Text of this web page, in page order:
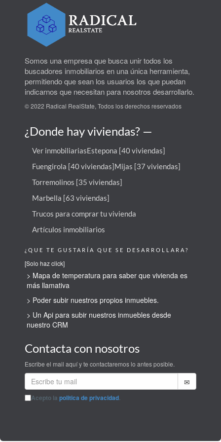
Somos una empresa que busca unir todos los
buscadores inmobiliarios en una única herramienta,
permitiendo que sean los usuarios los que puedan
indicarnos que necesitan para nosotros desarrollarlo.
© 2022 Radical RealState, Todos los derechos reservados
¿Donde hay viviendas? —
Ver inmobiliariasEstepona [40 viviendas]
Fuengirola [40 viviendas]Mijas [37 viviendas]
Torremolinos [35 viviendas]
Marbella [63 viviendas]
Trucos para comprar tu vivienda
Artículos inmobiliarios
¿QUE TE GUSTARÍA QUE SE DESARROLLARA?
[Solo haz click]
> Mapa de temperatura para saber que vivienda es
más llamativa
> Poder subir nuestros propios inmuebles.
> Un Api para subir nuestros inmuebles desde
nuestro CRM
Contacta con nosotros
Escribe el mail aquí y te contactaremos lo antes posible.
Acepto la politica de privacidad.